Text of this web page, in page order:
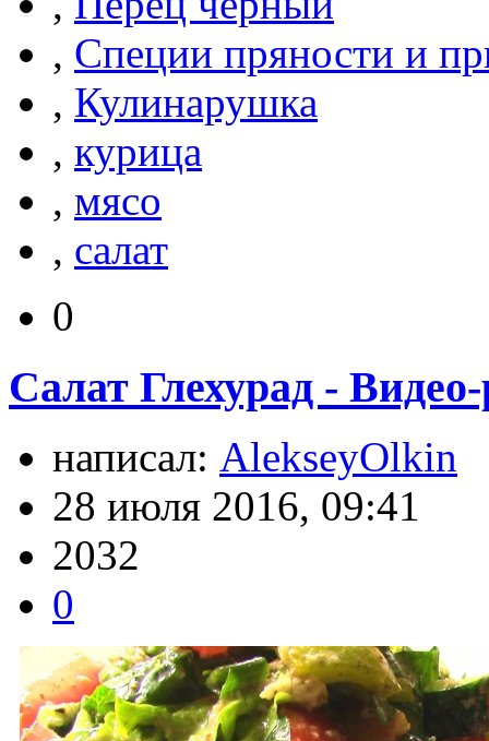
, Специи пряности и
, Кулинарушка
, курица
, мясо
, салат
0
Салат Глехурад -
написал: AlekseyOlkin
28 июля 2016, 09:41
2032
0